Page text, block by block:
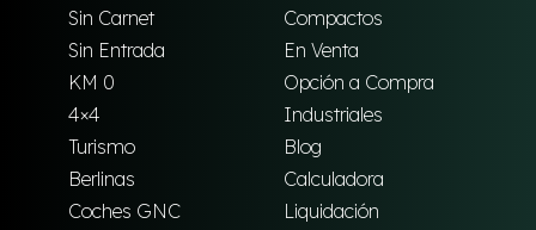
Sin Carnet
Compactos
Sin Entrada
En Venta
KM 0
Opción a Compra
4×4
Industriales
Turismo
Blog
Berlinas
Calculadora
Coches GNC
Liquidación